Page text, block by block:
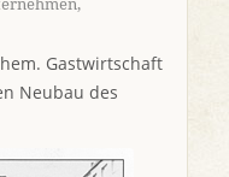
,
Gastwirtschaft
Neubau des